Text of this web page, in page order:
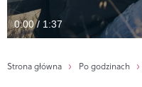
0:00 / 1:37
Strona główna Po godzinach